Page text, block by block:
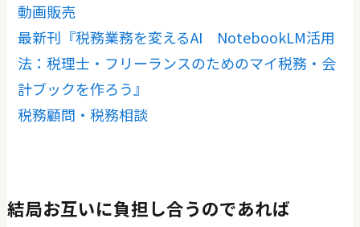
動画販売
最新刊『税務業務を変えるAI NotebookLM活用
法：税理士・フリーランスのためのマイ税務・会
計ブックを作ろう』
税務顧問・税務相談
結局お互いに負担し合うのであれば